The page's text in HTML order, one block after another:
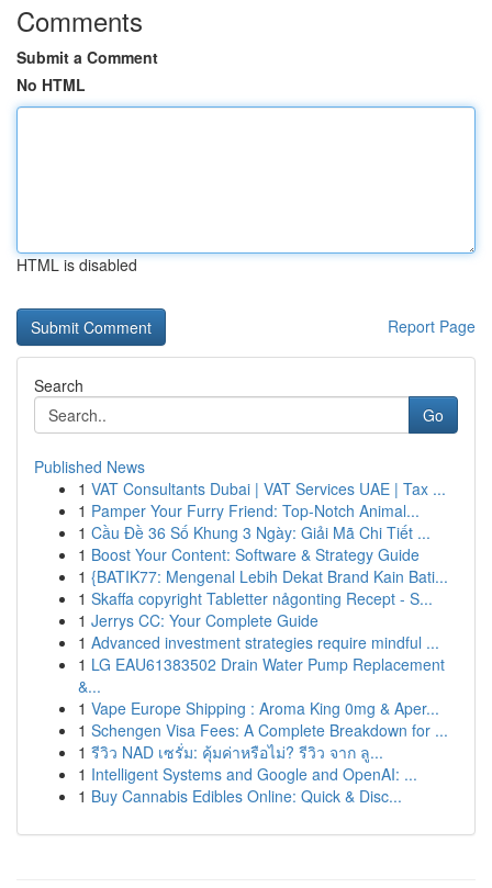
Comments
Submit a Comment
No HTML
HTML is disabled
Report Page
Search
Go
Published News
1 VAT Consultants Dubai | VAT Services UAE | Tax ...
1 Pamper Your Furry Friend: Top-Notch Animal...
1 Cầu Đề 36 Số Khung 3 Ngày: Giải Mã Chi Tiết ...
1 Boost Your Content: Software & Strategy Guide
1 {BATIK77: Mengenal Lebih Dekat Brand Kain Bati...
1 Skaffa copyright Tabletter någonting Recept - S...
1 Jerrys CC: Your Complete Guide
1 Advanced investment strategies require mindful ...
1 LG EAU61383502 Drain Water Pump Replacement
&...
1 Vape Europe Shipping : Aroma King 0mg & Aper...
1 Schengen Visa Fees: A Complete Breakdown for ...
1 รีวิว NAD เซรั่ม: คุ้มค่าหรือไม่? รีวิว จาก ลู...
1 Intelligent Systems and Google and OpenAI: ...
1 Buy Cannabis Edibles Online: Quick & Disc...